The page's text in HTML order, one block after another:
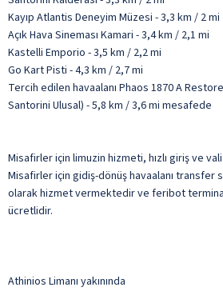
Kayıp Atlantis Deneyim Müzesi - 3,3 km / 2 mi
Açık Hava Sineması Kamari - 3,4 km / 2,1 mi
Kastelli Emporio - 3,5 km / 2,2 mi
Go Kart Pisti - 4,3 km / 2,7 mi
Tercih edilen havaalanı Phaos 1870 A
Santorini Ulusal) - 5,8 km / 3,6 mi mesafede
Misafirler için limuzin hizmeti, hızlı giriş ve
Misafirler için gidiş-dönüş havaalanı transfer
olarak hizmet vermektedir ve feribot
ücretlidir.
Athinios Limanı yakınında